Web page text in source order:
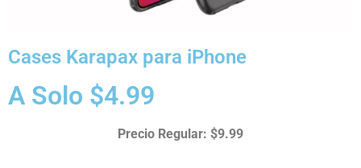
Entrada: AC 100-240V – 0.6 A 50-60 Hz
Medidas: 5.50 x 3.70 x 1.30 Pulgadas
Peso: 1.92 oz
Cases Karapax para iPhone
A Solo $4.99
Precio Regular: $9.99